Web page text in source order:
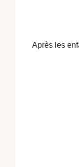
Après les